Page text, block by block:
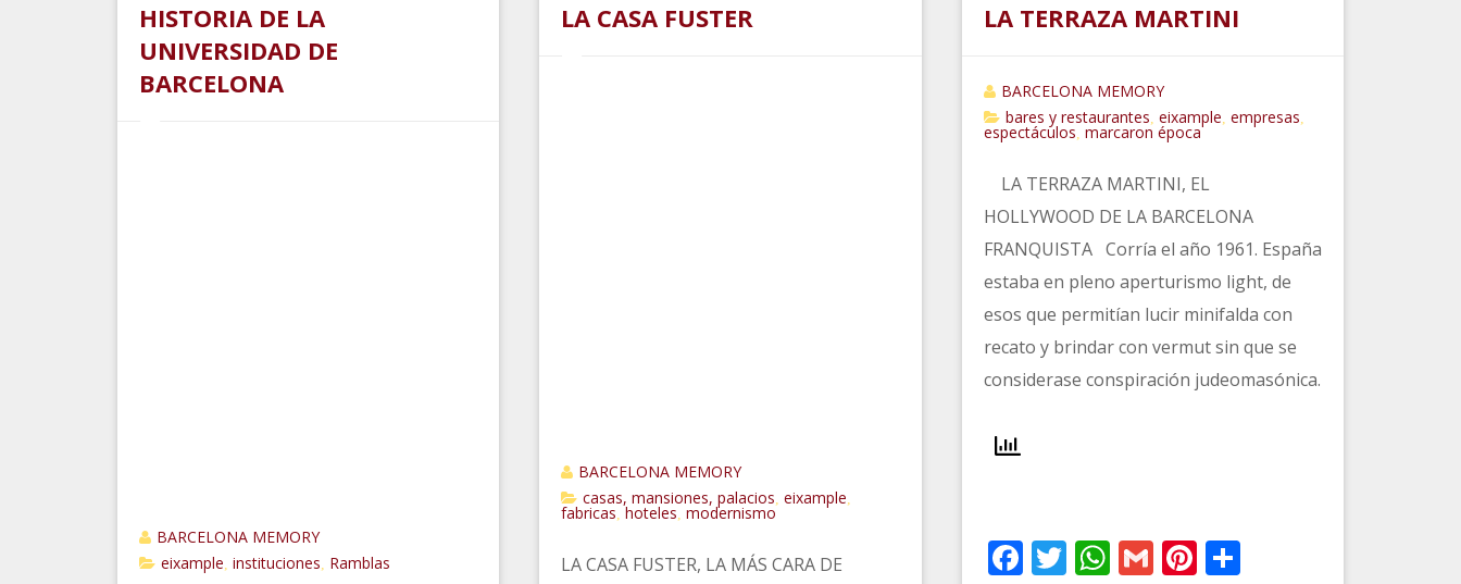
HISTORIA DE LA
UNIVERSIDAD DE
BARCELONA
BARCELONA MEMORY
eixample instituciones Ramblas
LA CASA FUSTER
BARCELONA MEMORY
casas, mansiones, palacios ,eixample
fabricas hoteles ,modernismo
LA CASA FUSTER, LA MÁS CARA DE
LA TERRAZA MARTINI
BARCELONA MEMORY
bares y restaurantes eixample empresas
espectáculos marcaron época
LA TERRAZA MARTINI, EL
HOLLYWOOD DE LA BARCELONA
FRANQUISTA Corría el año 1961. España
estaba en pleno aperturismo light, de
esos que permitían lucir minifalda con
recato y brindar con vermut sin que se
considerase conspiración judeomasónica.
Facebook
Twitter
WhatsApp
GmailPinterest
Compartir